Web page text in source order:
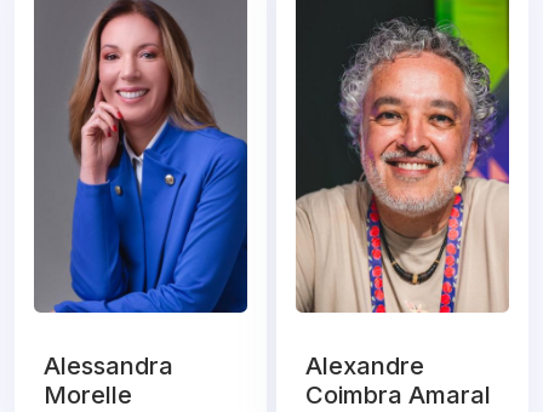
Alessandra
Morelle
Alexandre
Coimbra Amaral